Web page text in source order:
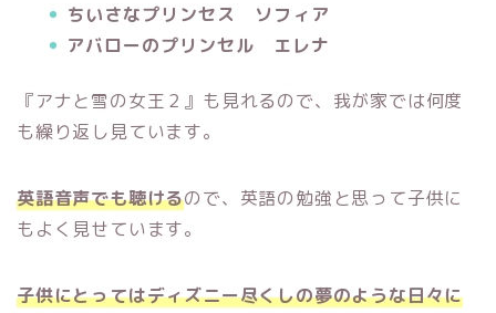
ちいさなプリンセス ソフィア
アバローのプリンセル エレナ
『アナと雪の女王２』も見れるので、我が家では何度
も繰り返し見ています。
英語音声でも聴けるので、英語の勉強と思って子供に
もよく見せています。
子供にとってはディズニー尽くしの夢のような日々に